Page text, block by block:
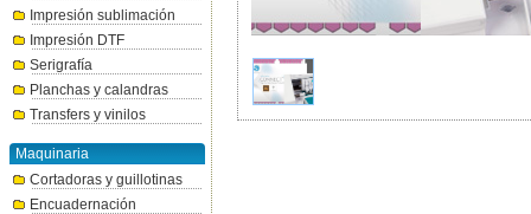
Impresión sublimación
Impresión DTF
Serigrafía
Planchas y calandras
Transfers y vinilos
Maquinaria
Cortadoras y guillotinas
Encuadernación